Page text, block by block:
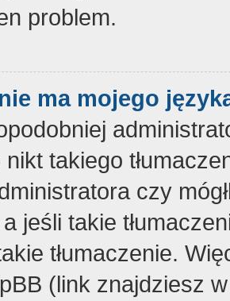
problem.
ma mojego
takiego
czy
jeśli takie
tłumaczenie.
(link znajdziesz